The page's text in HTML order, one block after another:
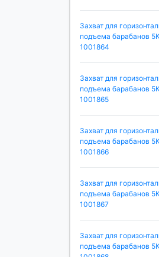
Захват для
подъема барабанов
1001864
Захват для
подъема барабанов
1001865
Захват для
подъема барабанов
1001866
Захват для
подъема барабанов
1001867
Захват для
подъема барабанов